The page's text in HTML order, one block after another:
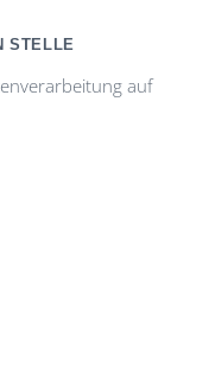
STELLE
auf